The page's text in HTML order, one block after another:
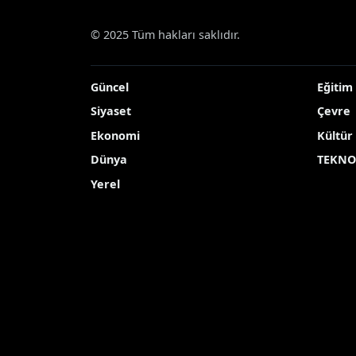
© 2025 Tüm hakları saklıdır.
Güncel
Siyaset
Ekonomi
Dünya
Yerel
Eğitim
Çevre
Kültür